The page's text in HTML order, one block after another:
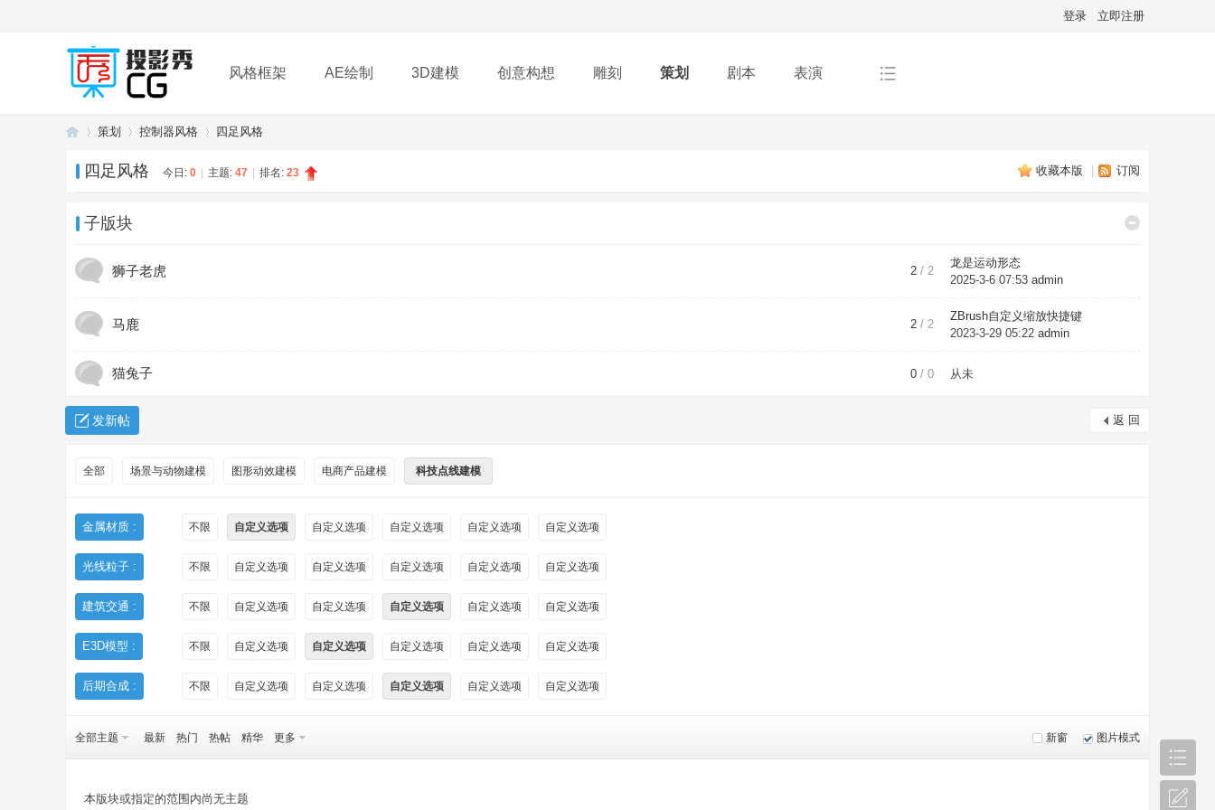
登录 立即注册
风格框架 AE绘制 3D建模 创意构想 雕刻 策划 剧本 表演
插件 帮助 下载
策划 控制器风格 四足风格
收藏本版 订阅
四足风格 今日: 0 主题: 47 排名: 23
子版块
狮子老虎 2 / 2
龙是运动形态
2025-3-6 07:53 admin
马鹿 2 / 2
ZBrush自定义缩放快捷键
2023-3-29 05:22 admin
猫兔子 0 / 0 从未
返 回
发新帖
全部 场景与动物建模 图形动效建模 电商产品建模 科技点线建模
金属材质 : 不限 自定义选项 自定义选项 自定义选项 自定义选项 自定义选项
光线粒子 : 不限 自定义选项 自定义选项 自定义选项 自定义选项 自定义选项
建筑交通 : 不限 自定义选项 自定义选项 自定义选项 自定义选项 自定义选项
E3D模型 : 不限 自定义选项 自定义选项 自定义选项 自定义选项 自定义选项
后期合成 : 不限 自定义选项 自定义选项 自定义选项 自定义选项 自定义选项
新窗
全部主题 最新 热门 热帖 精华 更多 图片模式
本版块或指定的范围内尚无主题